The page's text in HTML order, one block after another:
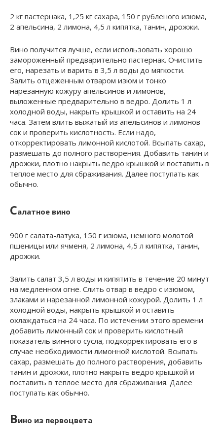
2 кг пастернака, 1,25 кг сахара, 150 г рубленого изюма,
2 апельсина, 2 лимона, 4,5 л кипятка, танин, дрожжи.
Вино получится лучше, если использовать хорошо
замороженный предварительно пастернак. Очистить
его, нарезать и варить в 3,5 л воды до мягкости.
Залить отцеженным отваром изюм и тонко
нарезанную кожуру апельсинов и лимонов,
выложенные предварительно в ведро. Долить 1 л
холодной воды, накрыть крышкой и оставить на 24
часа. Затем влить выжатый из апельсинов и лимонов
сок и проверить кислотность. Если надо,
откорректировать лимонной кислотой. Всыпать сахар,
размешать до полного растворения. Добавить танин и
дрожжи, плотно накрыть ведро крышкой и поставить в
теплое место для сбраживания. Далее поступать как
обычно.
Салатное вино
900 г салата-латука, 150 г изюма, немного молотой
пшеницы или ячменя, 2 лимона, 4,5 л кипятка, танин,
дрожжи.
Залить салат 3,5 л воды и кипятить в течение 20 минут
на медленном огне. Слить отвар в ведро с изюмом,
злаками и нарезанной лимонной кожурой. Долить 1 л
холодной воды, накрыть крышкой и оставить
охлаждаться на 24 часа. По истечении этого времени
добавить лимонный сок и проверить кислотный
показатель винного сусла, подкорректировать его в
случае необходимости лимонной кислотой. Всыпать
сахар, размешать до полного растворения, добавить
танин и дрожжи, плотно накрыть ведро крышкой и
поставить в теплое место для сбраживания. Далее
поступать как обычно.
Вино из первоцвета